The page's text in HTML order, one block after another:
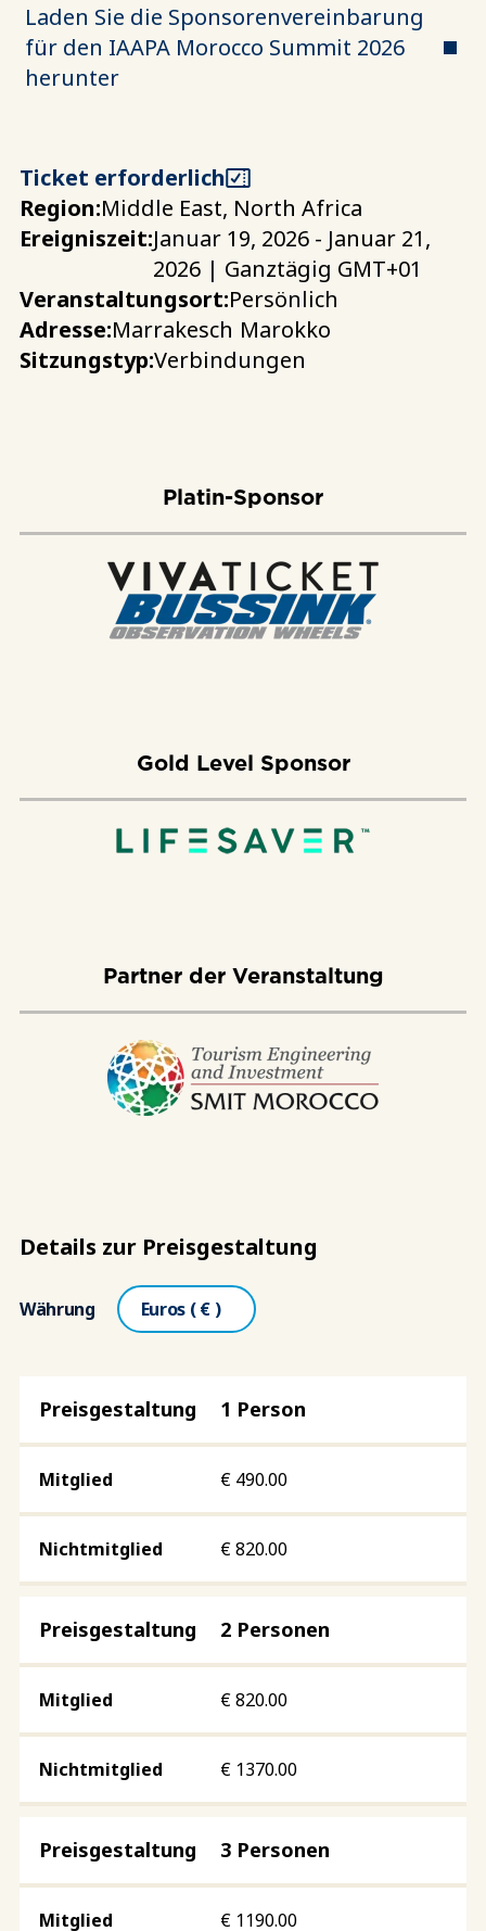
Laden Sie die Sponsorenvereinbarung
für den IAAPA Morocco Summit 2026
herunter
Ticket erforderlich
Region:Middle East, North Africa
Ereigniszeit:Januar 19, 2026 - Januar 21,
2026 | Ganztägig GMT+01
Veranstaltungsort:Persönlich
Adresse:Marrakesch Marokko
Sitzungstyp:Verbindungen
Platin-Sponsor
Gold Level Sponsor
Partner der Veranstaltung
Details zur Preisgestaltung
Währung
1 Person
€ 490.00
€820.00
2 Personen
€820.00
€ 1370.00
3 Personen
€ 1190.00